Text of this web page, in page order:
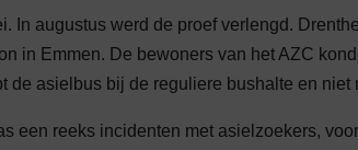
In augustus werd de proef verlengd.
in Emmen. De bewoners van het AZC
de asielbus bij de reguliere bushalte en niet
een reeks incidenten met asielzoekers,